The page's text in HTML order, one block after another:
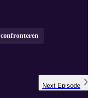
confronteren
Next Episode